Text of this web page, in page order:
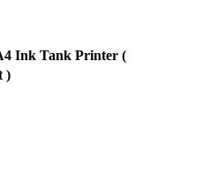
Ink Tank Printer (
)